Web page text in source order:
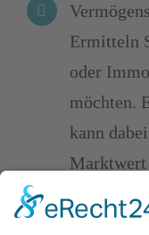
Ermitteln
oder
möchten.
kann
Marktwert